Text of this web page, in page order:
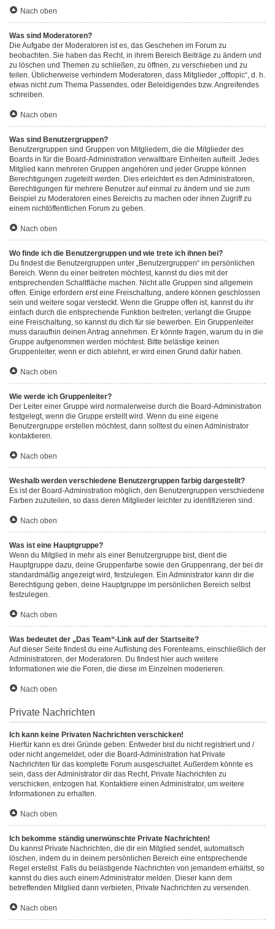
Nach oben
Was sind Moderatoren?
Die Aufgabe der Moderatoren ist es, das Geschehen im Forum zu
beobachten. Sie haben das Recht, in ihrem Bereich Beiträge zu ändern und
zu löschen und Themen zu schließen, zu öffnen, zu verschieben und zu
teilen. Üblicherweise verhindern Moderatoren, dass Mitglieder „offtopic“, d. h.
etwas nicht zum Thema Passendes, oder Beleidigendes bzw. Angreifendes
schreiben.
Nach oben
Was sind Benutzergruppen?
Benutzergruppen sind Gruppen von Mitgliedern, die die Mitglieder des
Boards in für die Board-Administration verwaltbare Einheiten aufteilt. Jedes
Mitglied kann mehreren Gruppen angehören und jeder Gruppe können
Berechtigungen zugeteilt werden. Dies erleichtert es den Administratoren,
Berechtigungen für mehrere Benutzer auf einmal zu ändern und sie zum
Beispiel zu Moderatoren eines Bereichs zu machen oder ihnen Zugriff zu
einem nichtöffentlichen Forum zu geben.
Nach oben
Wo finde ich die Benutzergruppen und wie trete ich ihnen bei?
Du findest die Benutzergruppen unter „Benutzergruppen“ im persönlichen
Bereich. Wenn du einer beitreten möchtest, kannst du dies mit der
entsprechenden Schaltfläche machen. Nicht alle Gruppen sind allgemein
offen. Einige erfordern erst eine Freischaltung, andere können geschlossen
sein und weitere sogar versteckt. Wenn die Gruppe offen ist, kannst du ihr
einfach durch die entsprechende Funktion beitreten; verlangt die Gruppe
eine Freischaltung, so kannst du dich für sie bewerben. Ein Gruppenleiter
muss daraufhin deinen Antrag annehmen. Er könnte fragen, warum du in die
Gruppe aufgenommen werden möchtest. Bitte belästige keinen
Gruppenleiter, wenn er dich ablehnt, er wird einen Grund dafür haben.
Nach oben
Wie werde ich Gruppenleiter?
Der Leiter einer Gruppe wird normalerweise durch die Board-Administration
festgelegt, wenn die Gruppe erstellt wird. Wenn du eine eigene
Benutzergruppe erstellen möchtest, dann solltest du einen Administrator
kontaktieren.
Nach oben
Weshalb werden verschiedene Benutzergruppen farbig dargestellt?
Es ist der Board-Administration möglich, den Benutzergruppen verschiedene
Farben zuzuteilen, so dass deren Mitglieder leichter zu identifizieren sind.
Nach oben
Was ist eine Hauptgruppe?
Wenn du Mitglied in mehr als einer Benutzergruppe bist, dient die
Hauptgruppe dazu, deine Gruppenfarbe sowie den Gruppenrang, der bei dir
standardmäßig angezeigt wird, festzulegen. Ein Administrator kann dir die
Berechtigung geben, deine Hauptgruppe im persönlichen Bereich selbst
festzulegen.
Nach oben
Was bedeutet der „Das Team“-Link auf der Startseite?
Auf dieser Seite findest du eine Auflistung des Forenteams, einschließlich der
Administratoren, der Moderatoren. Du findest hier auch weitere
Informationen wie die Foren, die diese im Einzelnen moderieren.
Nach oben
Private Nachrichten
Ich kann keine Privaten Nachrichten verschicken!
Hierfür kann es drei Gründe geben: Entweder bist du nicht registriert und /
oder nicht angemeldet, oder die Board-Administration hat Private
Nachrichten für das komplette Forum ausgeschaltet. Außerdem könnte es
sein, dass der Administrator dir das Recht, Private Nachrichten zu
verschicken, entzogen hat. Kontaktiere einen Administrator, um weitere
Informationen zu erhalten.
Nach oben
Ich bekomme ständig unerwünschte Private Nachrichten!
Du kannst Private Nachrichten, die dir ein Mitglied sendet, automatisch
löschen, indem du in deinem persönlichen Bereich eine entsprechende
Regel erstellst. Falls du belästigende Nachrichten von jemandem erhältst, so
kannst du dies auch einem Administrator melden. Dieser kann dem
betreffenden Mitglied dann verbieten, Private Nachrichten zu versenden.
Nach oben